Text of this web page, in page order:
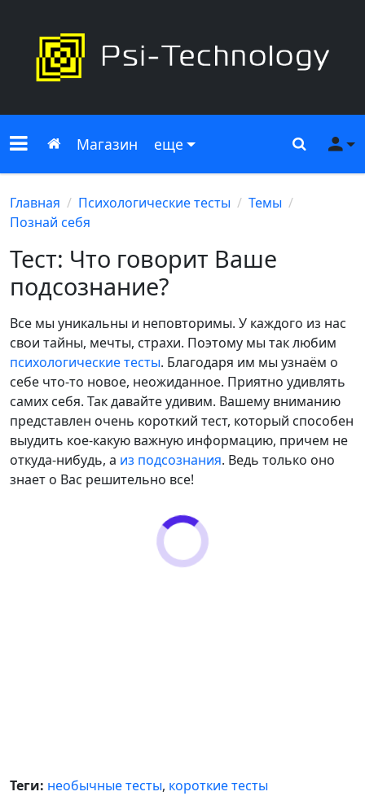
Меню сайта
Главная
Магазин еще Поиск
Главная Психологические тесты
Темы
Познай себя
Тест: Что говорит Ваше
подсознание?
Все мы уникальны и неповторимы. У каждого из нас
свои тайны, мечты, страхи. Поэтому мы так любим
психологические тесты. Благодаря им мы узнаём о
себе что-то новое, неожиданное. Приятно удивлять
самих себя. Так давайте удивим. Вашему вниманию
представлен очень короткий тест, который способен
выудить кое-какую важную информацию, причем не
откуда-нибудь, а из подсознания. Ведь только оно
знает о Вас решительно все!
Теги: необычные тесты, короткие тесты